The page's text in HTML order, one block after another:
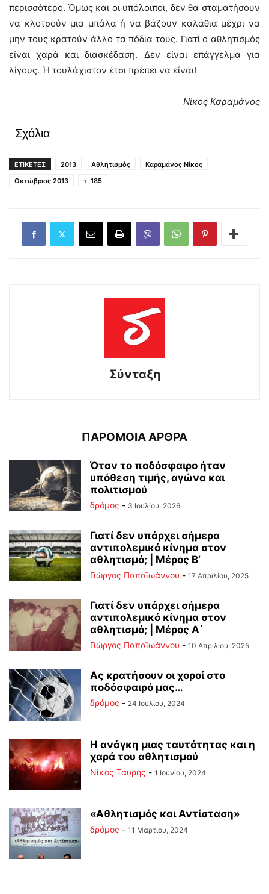
περισσότερο. Όμως και οι υπόλοιποι, δεν θα σταματήσουν
να κλοτσούν μια μπάλα ή να βάζουν καλάθια μέχρι να
μην τους κρατούν άλλο τα πόδια τους. Γιατί ο αθλητισμός
είναι χαρά και διασκέδαση. Δεν είναι επάγγελμα για
λίγους. Ή τουλάχιστον έτσι πρέπει να είναι!
Νίκος Καραμάνος
Σχόλια
ΕΤΙΚΕΤΕΣ 2013 Αθλητισμός
Καραμάνος Νίκος
Οκτώβριος 2013
τ. 185
Σύνταξη
ΠΑΡΟΜΟΙΑ ΑΡΘΡΑ
Όταν το ποδόσφαιρο ήταν
υπόθεση τιμής, αγώνα και
πολιτισμού
δρόμος - 3 Ιουλίου, 2026
Γιατί δεν υπάρχει σήμερα
αντιπολεμικό κίνημα στον
αθλητισμό; | Μέρος Β’
Γιώργος Παπαϊωάννου - 17 Απριλίου, 2025
Γιατί δεν υπάρχει σήμερα
αντιπολεμικό κίνημα στον
αθλητισμό; | Μέρος Α΄
Γιώργος Παπαϊωάννου - 10 Απριλίου, 2025
Ας κρατήσουν οι χοροί στο
ποδόσφαιρό μας…
δρόμος - 24 Ιουλίου, 2024
Η ανάγκη μιας ταυτότητας και η
χαρά του αθλητισμού
Νίκος Ταυρής - 1 Ιουνίου, 2024
«Αθλητισμός και Αντίσταση»
δρόμος - 11 Μαρτίου, 2024